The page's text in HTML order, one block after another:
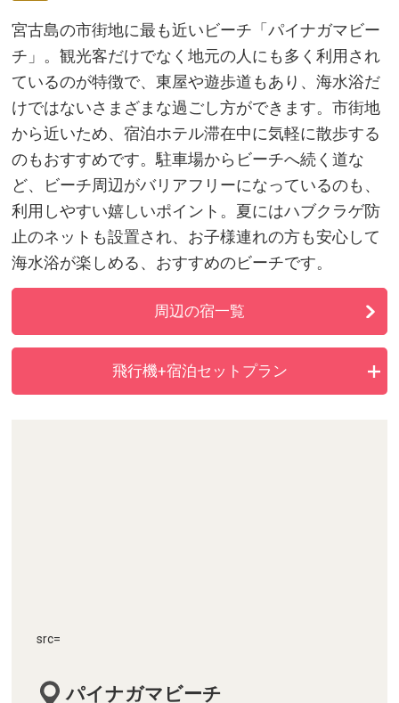
宮古島の市街地に最も近いビーチ「パイナガマビー
チ」。観光客だけでなく地元の人にも多く利用され
ているのが特徴で、東屋や遊歩道もあり、海水浴だ
けではないさまざまな過ごし方ができます。市街地
から近いため、宿泊ホテル滞在中に気軽に散歩する
のもおすすめです。駐車場からビーチへ続く道な
ど、ビーチ周辺がバリアフリーになっているのも、
利用しやすい嬉しいポイント。夏にはハブクラゲ防
止のネットも設置され、お子様連れの方も安心して
海水浴が楽しめる、おすすめのビーチです。
周辺の宿一覧
飛行機+宿泊セットプラン
src=
パイナガマビーチ